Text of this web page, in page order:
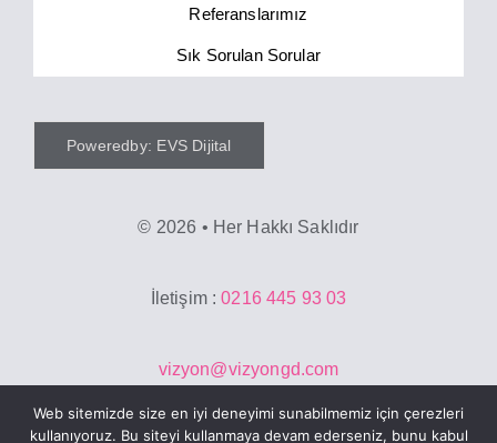
Referanslarımız
Sık Sorulan Sorular
Poweredby: EVS Dijital
© 2026 • Her Hakkı Saklıdır
İletişim :0216 445 93 03
vizyon@vizyongd.com
Web sitemizde size en iyi deneyimi sunabilmemiz için çerezleri
kullanıyoruz. Bu siteyi kullanmaya devam ederseniz, bunu kabul